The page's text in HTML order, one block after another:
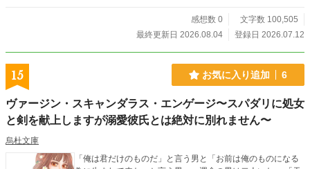
は、タイトルにある「籍抜き」という言葉の重みが、まるで
違って感じられるはずです。 それは単なる戸籍の喪失以上の
ら、その中心で描かれるのは、「誰かに必要とされたい」と
感想数 0
文字数 100,505
最終更新日 2026.08.04
登録日 2026.07.12
15 お気に入り追加 6
ヴァージン・スキャンダラス・エンゲージ〜スパダリに処女
と剣を献上しますが溺愛彼氏とは絶対に別れません〜
烏杜文庫
「俺は君だけのものだ」と言う男と「お前は俺のものになる